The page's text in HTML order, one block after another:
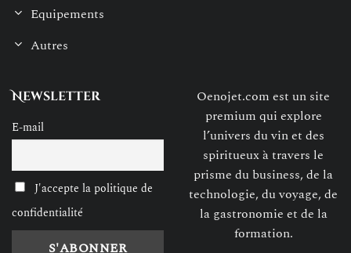
Equipements
Autres
Newsletter
E-mail
J'accepte la politique de
confidentialité
Oenojet.com est un site
premium qui explore
l’univers du vin et des
spiritueux à travers le
prisme du business, de la
technologie, du voyage, de
la gastronomie et de la
formation.